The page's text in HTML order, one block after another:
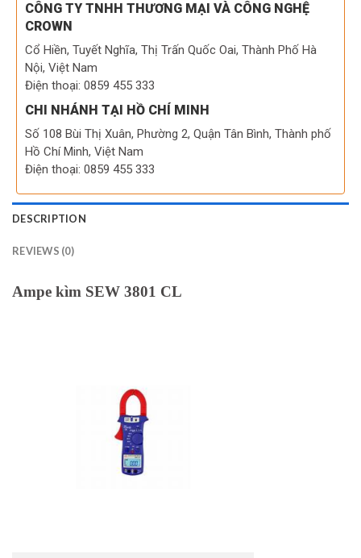
CÔNG TY TNHH THƯƠNG MẠI VÀ CÔNG NGHỆ
CROWN
Cổ Hiền, Tuyết Nghĩa, Thị Trấn Quốc Oai, Thành Phố Hà
Nội, Việt Nam
Điện thoại: 0859 455 333
CHI NHÁNH TẠI HỒ CHÍ MINH
Số 108 Bùi Thị Xuân, Phường 2, Quận Tân Bình, Thành phố
Hồ Chí Minh, Việt Nam
Điện thoại: 0859 455 333
DESCRIPTION
REVIEWS (0)
Ampe kìm SEW 3801 CL